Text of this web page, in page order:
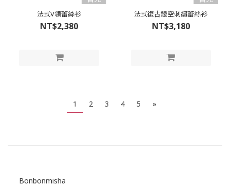
法式V領蕾絲衫
NT$2,380
法式復古鏤空刺繡蕾絲衫
NT$3,180
1 2 3 4 5 »
Bonbonmisha